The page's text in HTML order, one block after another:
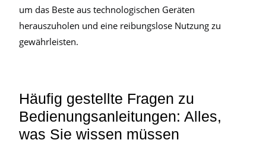
um das Beste aus technologischen Geräten
herauszuholen und eine reibungslose Nutzung zu
gewährleisten.
Häufig gestellte Fragen zu
Bedienungsanleitungen: Alles,
was Sie wissen müssen